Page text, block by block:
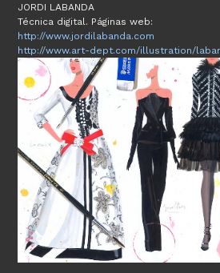
JORDI LABANDA
Técnica digital. Páginas web:
http://www.jordilabanda.com
http://www.art-dept.com/illustration/